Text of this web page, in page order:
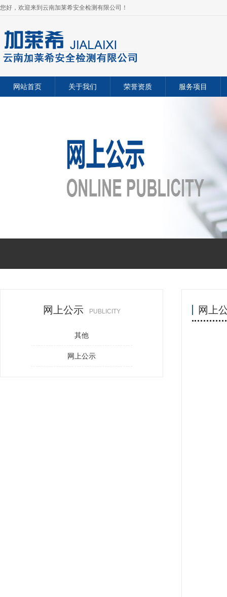
您好，欢迎来到云南加莱希安全检测有限公司！
网站首页 关于我们 荣誉资质 服务项目
网上公示 PUBLICITY
其他
网上公示
网上